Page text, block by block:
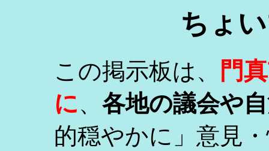
ちょ
この掲示板は、
門
に、 各地の議会や
的穏やかに」意見